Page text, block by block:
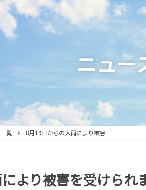
ニュー
覧 8月19日からの大雨により被害を受けられましたご契約者様へ
より被害を受けられ